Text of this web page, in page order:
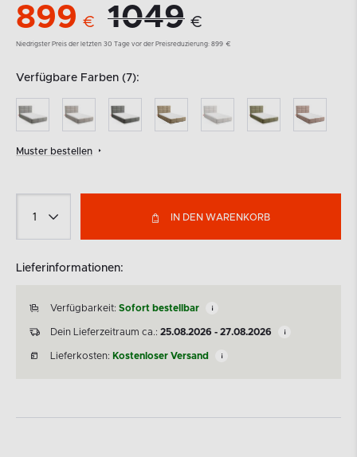
899 € 1049 €
Niedrigster Preis der letzten 30 Tage vor der Preisreduzierung: 899 €
Verfügbare Farben (7):
Muster bestellen
IN DEN WARENKORB
Lieferinformationen:
Verfügbarkeit: Sofort bestellbar
Dein Lieferzeitraum ca.: 25.08.2026 - 27.08.2026
Lieferkosten: Kostenloser Versand